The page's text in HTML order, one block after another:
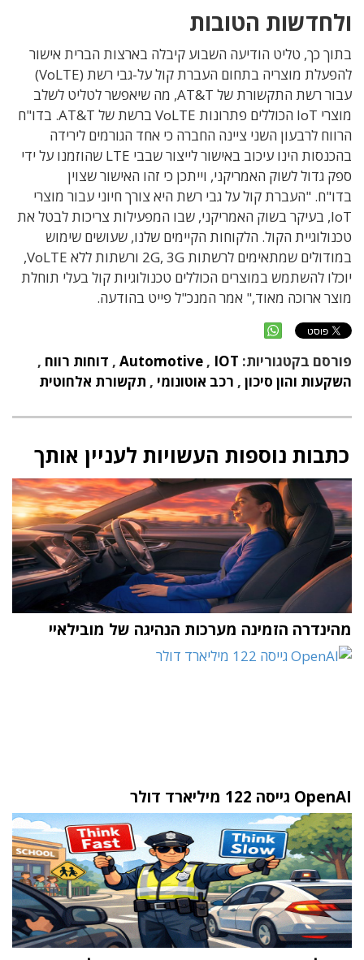
ולחדשות הטובות
בתוך כך, טליט הודיעה השבוע קיבלה בארצות הברית אישור
להפעלת מוצריה בתחום העברת קול על-גבי רשת (VoLTE)
עבור רשת התקשורת של AT&T, מה שיאפשר לטליט לשלב
מוצרי IoT הכוללים פתרונות VoLTE ברשת של AT&T. בדו"ח
הרווח לרבעון השני ציינה החברה כי אחד הגורמים לירידה
בהכנסות הינו עיכוב באישור לייצור שבבי LTE שהוזמנו על ידי
ספק גדול לשוק האמריקני, וייתכן כי זהו האישור שצוין
בדו"ח. "העברת קול על גבי רשת היא צורך חיוני עבור מוצרי
IoT, בעיקר בשוק האמריקני, שבו המפעילות צריכות לבטל את
טכנולוגיית הקול. הלקוחות הקיימים שלנו, שעושים שימוש
במודולים שמתאימים לרשתות 2G, 3G ורשתות ללא VoLTE,
יוכלו להשתמש במוצרים הכוללים טכנולוגיות קול בעלי תוחלת
מוצר ארוכה מאוד," אמר המנכ"ל פייט בהודעה.
פורסם בקטגוריות: Automotive , IOT
, דוחות רווח ,
השקעות והון סיכון , רכב אוטונומי , תקשורת אלחוטית
כתבות נוספות העשויות לעניין אותך
מהינדרה הזמינה מערכות הנהיגה של מובילאיי
OpenAI גייסה 122 מיליארד דולר